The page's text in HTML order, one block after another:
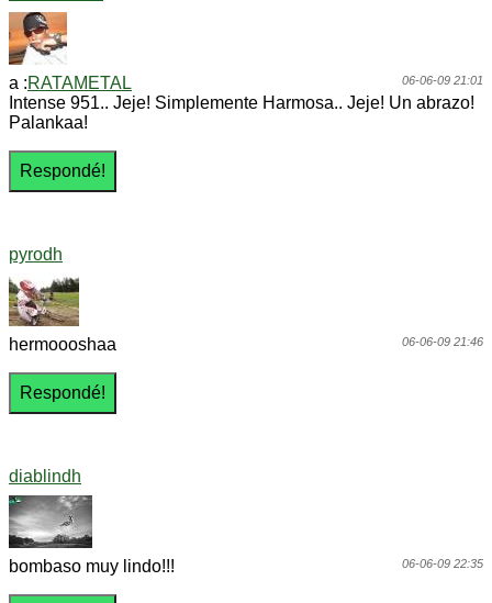
06-06-09 21:01
a :RATAMETAL
Intense 951.. Jeje! Simplemente Harmosa.. Jeje! Un abrazo!
Palankaa!
pyrodh
06-06-09 21:46
hermoooshaa
diablindh
06-06-09 22:35
bombaso muy lindo!!!